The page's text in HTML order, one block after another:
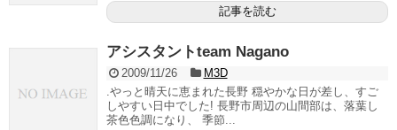
記事を読む
アシスタントteam Nagano
2009/11/26
M3D
.やっと晴天に恵まれた長野 穏やかな日が差し、すご
しやすい日中でした! 長野市周辺の山間部は、落葉し
茶色色調になり、 季節...